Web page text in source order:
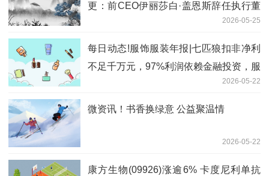
更：前CEO伊丽莎白·盖恩斯辞任执行董
2026-05-25
每日动态!服饰服装年报|七匹狼扣非净利
不足千万元，97%利润依赖金融投资，服
2026-05-22
微资讯！书香换绿意 公益聚温情
2026-05-22
康方生物(09926)涨逾6% 卡度尼利单抗